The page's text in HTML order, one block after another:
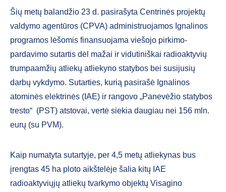
Šių metų balandžio 23 d. pasirašyta Centrinės projektų
valdymo agentūros (CPVA) administruojamos Ignalinos
programos lėšomis finansuojama viešojo pirkimo-
pardavimo sutartis dėl mažai ir vidutiniškai radioaktyvių
trumpaamžių atliekų atliekyno statybos bei susijusių
darbų vykdymo. Sutarties, kurią pasirašė Ignalinos
atominės elektrinės (IAE) ir rangovo „Panevėžio statybos
tresto“ (PST) atstovai, vertė siekia daugiau nei 156 mln.
eurų (su PVM).
Kaip numatyta sutartyje, per 4,5 metų atliekynas bus
įrengtas 45 ha ploto aikštelėje šalia kitų IAE
radioaktyviųjų atliekų tvarkymo objektų Visagino